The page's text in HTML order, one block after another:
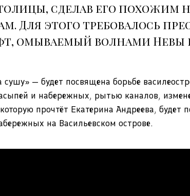
сделав его похожим
Для этого требовалось
омываемый волнами Невы
— будет посвящена борьбе
и набережных, рытью каналов,
прочтёт Екатерина Андреева, будет
на Васильевском острове.